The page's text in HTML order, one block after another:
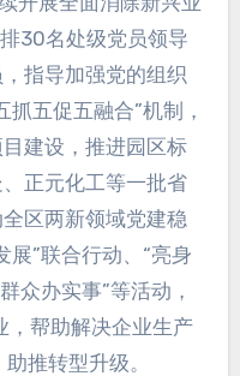
30名处级党员领导
指导加强党的组织
五促五融合”机制，
建设，推进园区标
正元化工等一批省
区两新领域党建稳
展”联合行动、“亮身
众办实事”等活动，
帮助解决企业生产
推转型升级。